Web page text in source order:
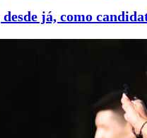
já, como